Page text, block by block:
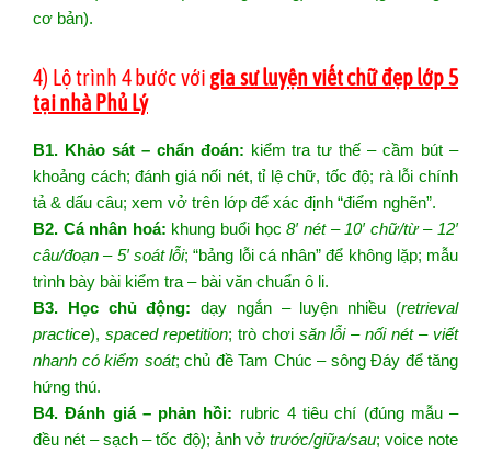
cơ bản).
4) Lộ trình 4 bước với gia sư luyện viết chữ đẹp lớp 5
tại nhà Phủ Lý
B1. Khảo sát – chẩn đoán: kiểm tra tư thế – cầm bút –
khoảng cách; đánh giá nối nét, tỉ lệ chữ, tốc độ; rà lỗi chính
tả & dấu câu; xem vở trên lớp để xác định “điểm nghẽn”.
B2. Cá nhân hoá: khung buổi học8′ nét – 10′ chữ/từ – 12′
câu/đoạn – 5′ soát lỗi; “bảng lỗi cá nhân” để không lặp; mẫu
trình bày bài kiểm tra – bài văn chuẩn ô li.
B3. Học chủ động: dạy ngắn – luyện nhiều (retrieval
practice), spaced repetition; trò chơi săn lỗi – nối nét – viết
nhanh có kiểm soát; chủ đề Tam Chúc – sông Đáy để tăng
hứng thú.
B4. Đánh giá – phản hồi: rubric 4 tiêu chí (đúng mẫu –
đều nét – sạch – tốc độ); ảnh vở trước/giữa/sau; voice note